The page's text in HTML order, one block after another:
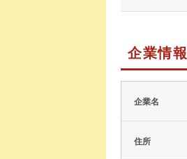
企業情報
企業名
住所